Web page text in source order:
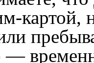
картой,
—